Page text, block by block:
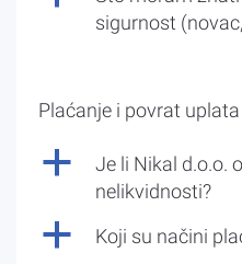
sigurnost
Plaćanje i povrat uplata
a
Je li Nikal d.o.o.
nelikvidnosti?
a Koji su načini